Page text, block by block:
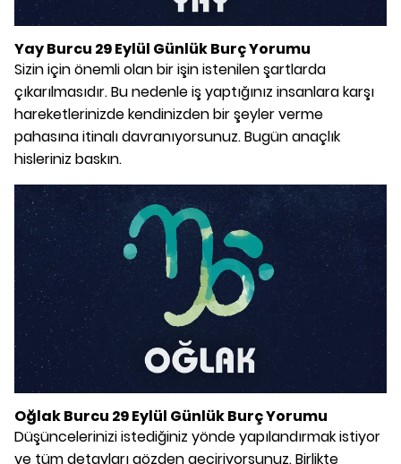
Yay Burcu 29 Eylül Günlük Burç Yorumu
Sizin için önemli olan bir işin istenilen şartlarda
çıkarılmasıdır. Bu nedenle iş yaptığınız insanlara karşı
hareketlerinizde kendinizden bir şeyler verme
pahasına itinalı davranıyorsunuz. Bugün anaçlık
hisleriniz baskın.
Oğlak Burcu 29 Eylül Günlük Burç Yorumu
Düşüncelerinizi istediğiniz yönde yapılandırmak istiyor
ve tüm detayları gözden geçiriyorsunuz. Birlikte